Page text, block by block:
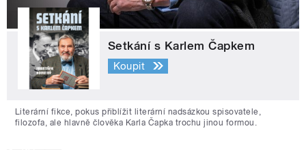
Setkání s Karlem Čapkem
Koupit
Literární fikce, pokus přiblížit literární nadsázkou spisovatele,
filozofa, ale hlavně člověka Karla Čapka trochu jinou formou.